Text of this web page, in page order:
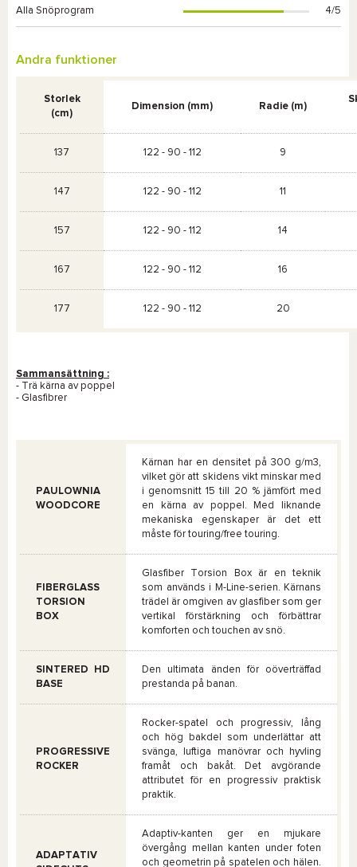
Alla Snöprogram 4/5
Andra funktioner
Storlek
(cm)
Dimension (mm) Radie (m)
137 122 - 90 - 112 9
147 122 - 90 - 112 11
157 122 - 90 - 112 14
167 122 - 90 - 112 16
177 122 - 90 - 112 20
Sammansättning :
- Trä kärna av poppel
- Glasfibrer
PAULOWNIA
WOODCORE
Kärnan har en densitet på 300 g/m3,
vilket gör att skidens vikt minskar med
i genomsnitt 15 till 20 % jämfört med
en kärna av poppel. Med liknande
mekaniska egenskaper är det ett
måste för touring/free touring.
FIBERGLASS
TORSION
BOX
Glasfiber Torsion Box är en teknik
som används i M-Line-serien. Kärnans
trädel är omgiven av glasfiber som ger
vertikal förstärkning och förbättrar
komforten och touchen av snö.
SINTERED HD
BASE
Den ultimata änden för oöverträffad
prestanda på banan.
PROGRESSIVE
ROCKER
Rocker-spatel och progressiv, lång
och hög bakdel som underlättar att
svänga, luftiga manövrar och hyvling
framåt och bakåt. Det avgörande
attributet för en progressiv praktisk
praktik.
ADAPTATIV
Adaptiv-kanten ger en mjukare
övergång mellan kanten under foten
och geometrin på spatelen och hälen.